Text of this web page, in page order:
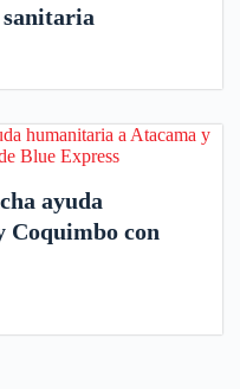
ayuda
Coquimbo con